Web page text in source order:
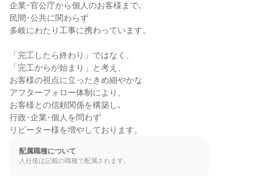
企業･官公庁から個人のお客様まで､
民間･公共に関わらず
多岐にわたり工事に携わっています。
「完工したら終わり」ではなく、
「完工からが始まり」と考え、
お客様の視点に立ったきめ細やかな
アフターフォロー体制により、
お客様との信頼関係を構築し､
行政･企業･個人を問わず
リピーター様を増やしております。
配属職種について
入社後は記載の職種で配属されます。